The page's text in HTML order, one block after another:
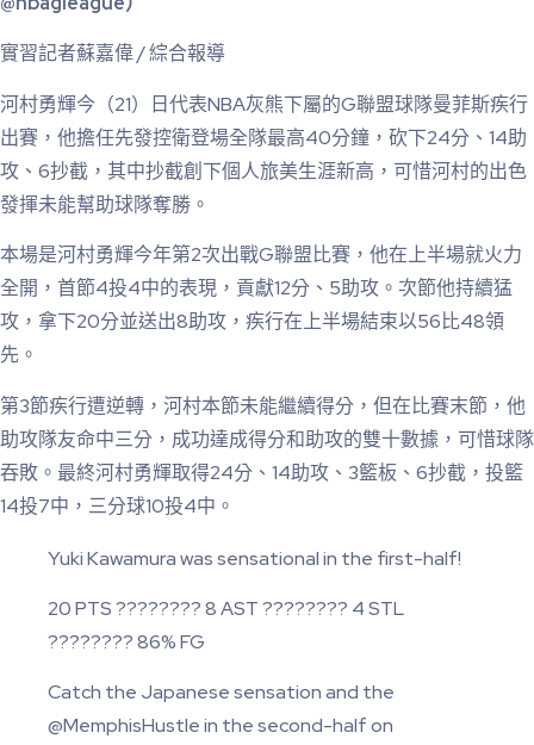
實習記者蘇嘉偉 / 綜合報導
河村勇輝今（21）日代表NBA灰熊下屬的G聯盟球隊曼菲斯疾行
出賽，他擔任先發控衛登場全隊最高40分鐘，砍下24分、14助
攻、6抄截，其中抄截創下個人旅美生涯新高，可惜河村的出色
發揮未能幫助球隊奪勝。
本場是河村勇輝今年第2次出戰G聯盟比賽，他在上半場就火力
全開，首節4投4中的表現，貢獻12分、5助攻。次節他持續猛
攻，拿下20分並送出8助攻，疾行在上半場結束以56比48領
先。
第3節疾行遭逆轉，河村本節未能繼續得分，但在比賽末節，他
助攻隊友命中三分，成功達成得分和助攻的雙十數據，可惜球隊
吞敗。最終河村勇輝取得24分、14助攻、3籃板、6抄截，投籃
14投7中，三分球10投4中。
Yuki Kawamura was sensational in the first-half!
20 PTS ???????? 8 AST ???????? 4 STL
???????? 86% FG
Catch the Japanese sensation and the
@MemphisHustle in the second-half on